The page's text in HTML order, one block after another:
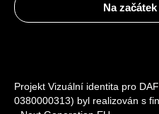
Na
Projekt Vizuální identita pro
0380000313) byl realizován s